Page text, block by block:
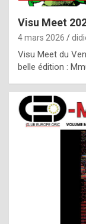
Visu Meet
4 mars 2026
Visu Meet du
belle édition :